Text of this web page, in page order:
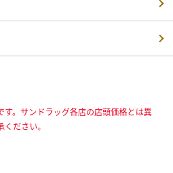
。サンドラッグ各店の店頭価格とは異
ださい。